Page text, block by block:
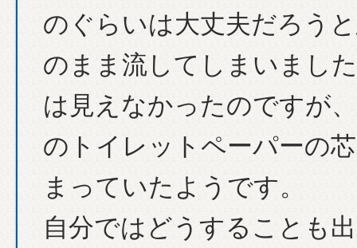
のぐらいは大丈夫だろう
のまま流してしまいまし
は見えなかったのですが
のトイレットペーパーの
まっていたようです。
自分ではどうすることも